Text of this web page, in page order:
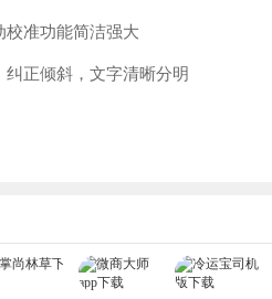
校准功能简洁强大
正倾斜，文字清晰分明